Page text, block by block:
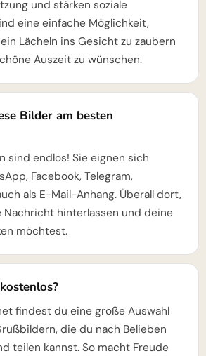
und stärken soziale
eine einfache Möglichkeit,
Lächeln ins Gesicht zu zaubern
Auszeit zu wünschen.
Bilder am besten
sind endlos! Sie eignen sich
Facebook, Telegram,
als E-Mail-Anhang. Überall dort,
hinterlassen und deine
möchtest.
findest du eine große Auswahl
die du nach Belieben
teilen kannst. So macht Freude